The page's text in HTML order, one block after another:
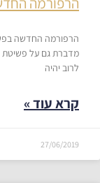
מדברת גם על פשיטת
לרוב יהיה
קרא עוד »
27/06/2019